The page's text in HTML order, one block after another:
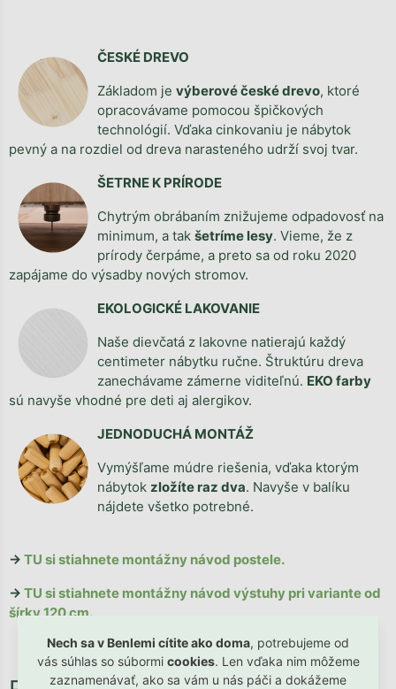
Nech sa v Benlemi cítite ako doma, potrebujeme od
vás súhlas so súbormi cookies. Len vďaka nim môžeme
zaznamenávať, ako sa vám u nás páči a dokážeme
ČESKÉ DREVO
Základom je výberové české drevo, ktoré
opracovávame pomocou špičkových
technológií. Vďaka cinkovaniu je nábytok
pevný a na rozdiel od dreva narasteného udrží svoj tvar.
ŠETRNE K PRÍRODE
Chytrým obrábaním znižujeme odpadovosť na
minimum, a tak šetríme lesy. Vieme, že z
prírody čerpáme, a preto sa od roku 2020
zapájame do výsadby nových stromov.
EKOLOGICKÉ LAKOVANIE
Naše dievčatá z lakovne natierajú každý
centimeter nábytku ručne. Štruktúru dreva
zanechávame zámerne viditeľnú. EKO farby
sú navyše vhodné pre deti aj alergikov.
JEDNODUCHÁ MONTÁŽ
Vymýšľame múdre riešenia, vďaka ktorým
nábytok zložíte raz dva. Navyše v balíku
nájdete všetko potrebné.
→ TU si stiahnete montážny návod postele.
→ TU si stiahnete montážny návod výstuhy pri variante od
šírky 120 cm.